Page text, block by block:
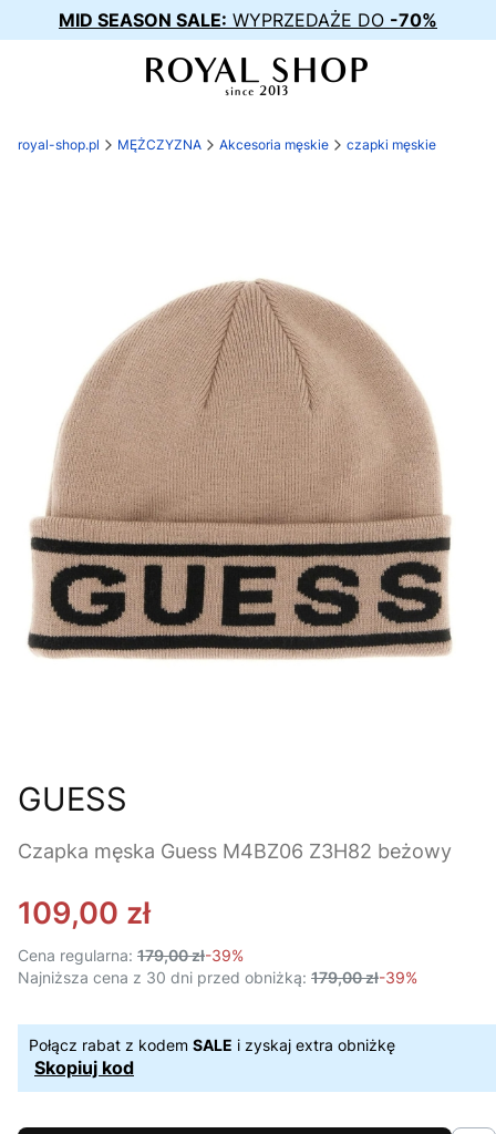
MID SEASON SALE: WYPRZEDAŻE DO -70%
royal-shop.pl MĘŻCZYZNA Akcesoria męskie czapki męskie
GUESS
Czapka męska Guess M4BZ06 Z3H82 beżowy
109,00 zł
Cena regularna: 179,00 zł-39%
Najniższa cena z 30 dni przed obniżką: 179,00 zł-39%
Połącz rabat z kodem SALE i zyskaj extra obniżkę
Skopiuj kod